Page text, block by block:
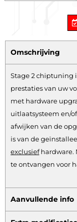
Omschrijving
Stage 2 chiptuning
prestaties van uw
met hardware
uitlaatsysteem en/
afwijken van de
is van de
exclusiefhardware.
te ontvangen voor
Aanvullende info